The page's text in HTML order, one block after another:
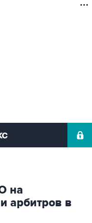
на
арбитров в